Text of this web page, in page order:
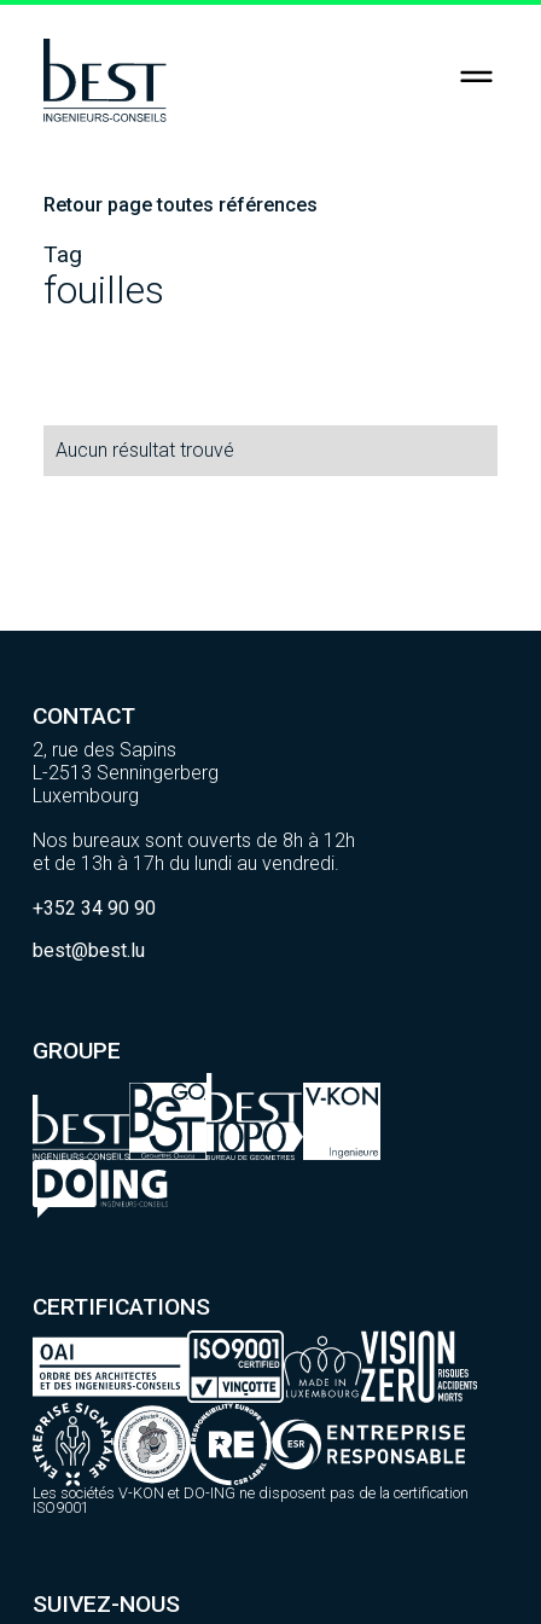
RSE
Contact
Retour page toutes références
Tag
fouilles
Aucun résultat trouvé
CONTACT
2, rue des Sapins
L-2513 Senningerberg
Luxembourg
Nos bureaux sont ouverts de 8h à 12h
et de 13h à 17h du lundi au vendredi.
+352 34 90 90
best@best.lu
GROUPE
CERTIFICATIONS
Les sociétés V-KON et DO-ING ne disposent pas de la certification
ISO9001
SUIVEZ-NOUS